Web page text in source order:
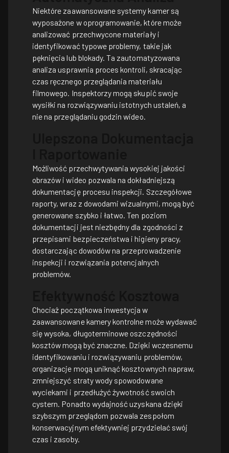
Niektóre zaawansowane systemy kamer są
wyposażone w oprogramowanie, które może
analizować przechwycone materiały i
identyfikować typowe problemy, takie jak
pęknięcia lub blokady. Ta zautomatyzowana
analiza usprawnia proces kontroli, skracając
czas ręcznego przeglądania materiału
filmowego. Inspektorzy mogą skupić swoje
wysiłki na rozwiązywaniu istotnych ustaleń, a
nie na przeglądaniu godzin wideo.
Możliwość przechwytywania wysokiej jakości
obrazów i wideo pozwala na dokładniejszą
dokumentację procesu inspekcji. Szczegółowe
raporty, wraz z dowodami wizualnymi, mogą być
generowane szybko i łatwo. Ten poziom
dokumentacji jest niezbędny dla zgodności z
przepisami bezpieczeństwa i higieny pracy,
dostarczając dowodów na przeprowadzenie
inspekcji i rozwiązania potencjalnych
problemów.
Chociaż początkowa inwestycja w
zaawansowane kamery kontrolne może wydawać
się wysoka, długoterminowe oszczędności
kosztów mogą być znaczne. Dzięki wczesnemu
identyfikowaniu i rozwiązywaniu problemów,
organizacje mogą uniknąć kosztownych napraw,
zmniejszyć straty wody spowodowane
wyciekami i przedłużyć żywotność swoich
cystern. Ponadto wydajność uzyskana dzięki
szybszym przeglądom pozwala zespołom
konserwacyjnym efektywniej przydzielać swój
czas i zasoby.